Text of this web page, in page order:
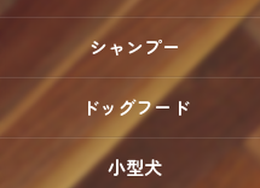
シャンプー
ドッグフード
小型犬